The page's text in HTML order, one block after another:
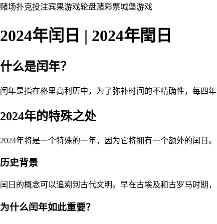
赌场扑克投注宾果游戏轮盘赌彩票城堡游戏
2024年闰日 | 2024年閏日
什么是闰年？
闰年是指在格里高利历中，为了弥补时间的不精确性，每四
2024年的特殊之处
2024年将是一个特殊的一年，因为它将拥有一个额外的闰日
历史背景
闰日的概念可以追溯到古代文明。早在古埃及和古罗马时期
为什么闰年如此重要？